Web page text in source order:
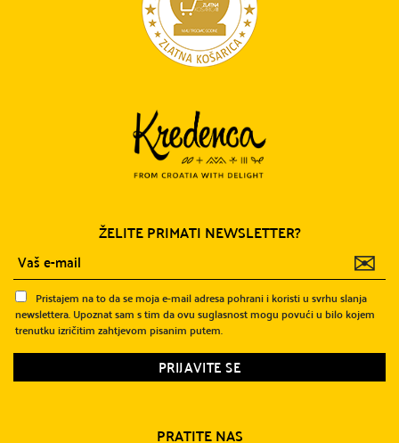
ŽELITE PRIMATI NEWSLETTER?
✉
Pristajem na to da se moja e-mail adresa pohrani i koristi u svrhu slanja
newslettera. Upoznat sam s tim da ovu suglasnost mogu povući u bilo kojem
trenutku izričitim zahtjevom pisanim putem.
PRATITE NAS